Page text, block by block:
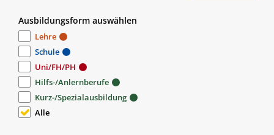
Ausbildungsform auswählen
Lehre
Schule
Uni/FH/PH
Hilfs-/Anlernberufe
Kurz-/Spezialausbildung
Alle